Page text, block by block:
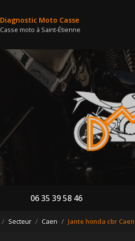
Diagnostic Moto Casse
Casse moto à Saint-Étienne
06 35 39 58 46
Secteur Caen Jante honda cbr Caen